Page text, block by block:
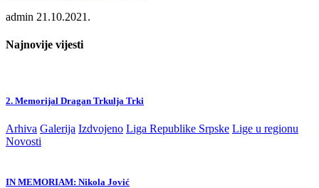
admin 21.10.2021.
Najnovije vijesti
2. Memorijal Dragan Trkulja Trki
Arhiva Galerija Izdvojeno Liga Republike Srpske Lige u regionu
Novosti
IN MEMORIAM: Nikola Jović